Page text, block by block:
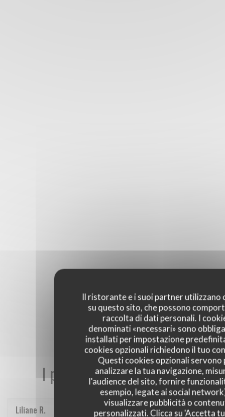
Il ristorante e i suoi partner utilizzano
su questo sito, che possono
raccolta di dati personali. I
denominati «necessari» sono
installati per impostazione
cookies opzionali richiedono il tuo
Questi cookies opzionali servono
analizzare la tua navigazione,
l'audience del sito, fornire
esempio, legate ai social
visualizzare pubblicità o
personalizzati. Clicca su 'Accetta
I pareri dei nostri clienti
Liliane R